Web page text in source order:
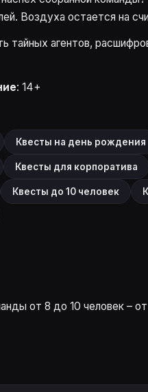
Воздуха остается на
тайных агентов,
: 14+
Квесты на день рождения
Квесты для корпоратива
Квесты до 10 человек
от 8 до 10 человек –